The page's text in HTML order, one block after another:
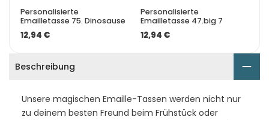
Personalisierte
Emailletasse 75. Dinosause
12,94 €
Personalisierte
Emailletasse 47.big 7
12,94 €
Beschreibung
Unsere magischen Emaille-Tassen werden nicht nur
zu deinem besten Freund beim Frühstück oder